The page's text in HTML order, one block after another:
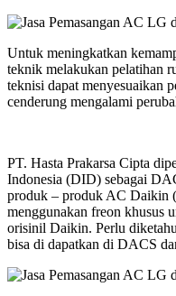
Untuk meningkatkan
teknik melakukan pelatihan
teknisi dapat menyesuaikan
cenderung mengalami
PT. Hasta Prakarsa Cipta
Indonesia (DID) sebagai
produk – produk AC Daikin
menggunakan freon khusus
orisinil Daikin. Perlu
bisa di dapatkan di DACS